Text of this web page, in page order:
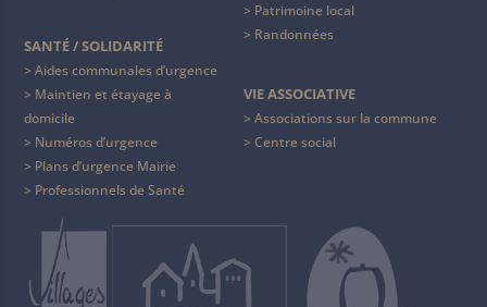
SANTÉ / SOLIDARITÉ
Aides communales d’urgence
Maintien et étayage à
domicile
Numéros d’urgence
Plans d’urgence Mairie
Professionnels de Santé
Patrimoine local
Randonnées
VIE ASSOCIATIVE
Associations sur la commune
Centre social